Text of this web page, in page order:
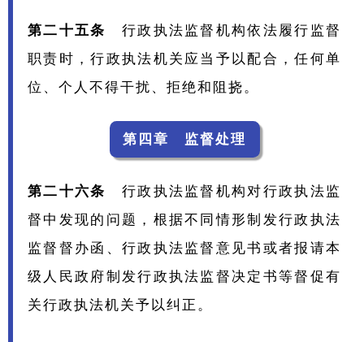
第二十五条
行政执法监督机构依法履行监督
职责时，行政执法机关应当予以配合，任何单
位、个人不得干扰、拒绝和阻挠。
第四章 监督处理
第二十六条
行政执法监督机构对行政执法监
督中发现的问题，根据不同情形制发行政执法
监督督办函、行政执法监督意见书或者报请本
级人民政府制发行政执法监督决定书等督促有
关行政执法机关予以纠正。